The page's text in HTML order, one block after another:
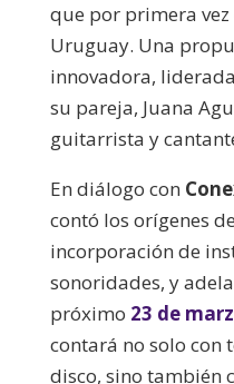
que por primera
Uruguay. Una
innovadora,
su pareja, Juana
guitarrista y
En diálogo con
contó los orígenes
incorporación de
sonoridades, y
próximo 23 de
contará no solo con
disco, sino también